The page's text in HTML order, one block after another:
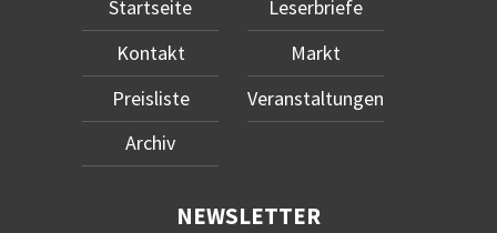
Startseite
Kontakt
Preisliste
Archiv
Leserbriefe
Markt
Veranstaltungen
NEWSLETTER